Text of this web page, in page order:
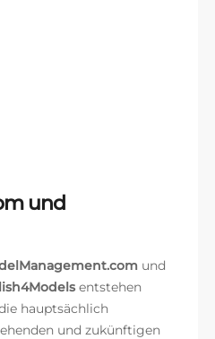
und
und
entstehen
hauptsächlich
und zukünftigen